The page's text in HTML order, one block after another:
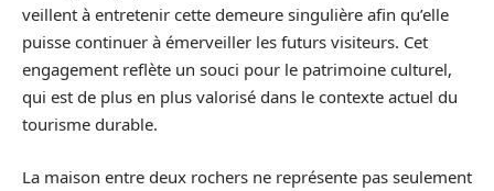
veillent à entretenir cette demeure singulière afin qu’elle
puisse continuer à émerveiller les futurs visiteurs. Cet
engagement reflète un souci pour le patrimoine culturel,
qui est de plus en plus valorisé dans le contexte actuel du
tourisme durable.
La maison entre deux rochers ne représente pas seulement